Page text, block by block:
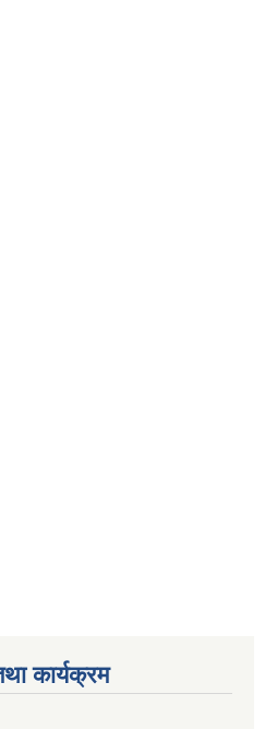
कार्यक्रम